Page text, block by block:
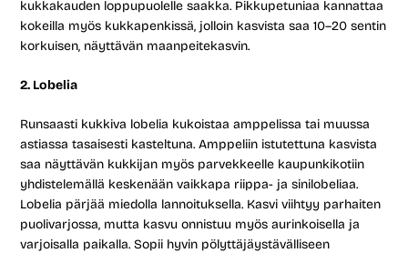
kukkakauden loppupuolelle saakka. Pikkupetuniaa kannattaa
kokeilla myös kukkapenkissä, jolloin kasvista saa 10–20 sentin
korkuisen, näyttävän maanpeitekasvin.
2. Lobelia
Runsaasti kukkiva lobelia kukoistaa amppelissa tai muussa
astiassa tasaisesti kasteltuna. Amppeliin istutettuna kasvista
saa näyttävän kukkijan myös parvekkeelle kaupunkikotiin
yhdistelemällä keskenään vaikkapa riippa- ja sinilobeliaa.
Lobelia pärjää miedolla lannoituksella. Kasvi viihtyy parhaiten
puolivarjossa, mutta kasvu onnistuu myös aurinkoisella ja
varjoisalla paikalla. Sopii hyvin pölyttäjäystävälliseen